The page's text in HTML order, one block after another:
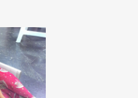
木柵-木柵
快T型路口
解壓縮後確
趕著去看行
路21公里